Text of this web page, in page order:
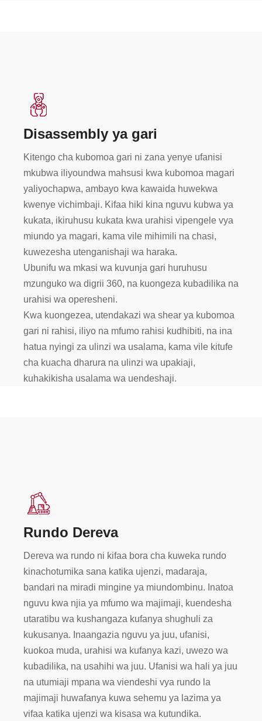
Disassembly ya gari
Kitengo cha kubomoa gari ni zana yenye ufanisi
mkubwa iliyoundwa mahsusi kwa kubomoa magari
yaliyochapwa, ambayo kwa kawaida huwekwa
kwenye vichimbaji. Kifaa hiki kina nguvu kubwa ya
kukata, ikiruhusu kukata kwa urahisi vipengele vya
miundo ya magari, kama vile mihimili na chasi,
kuwezesha utenganishaji wa haraka.
Ubunifu wa mkasi wa kuvunja gari huruhusu
mzunguko wa digrii 360, na kuongeza kubadilika na
urahisi wa operesheni.
Kwa kuongezea, utendakazi wa shear ya kubomoa
gari ni rahisi, iliyo na mfumo rahisi kudhibiti, na ina
hatua nyingi za ulinzi wa usalama, kama vile kitufe
cha kuacha dharura na ulinzi wa upakiaji,
kuhakikisha usalama wa uendeshaji.
Rundo Dereva
Dereva wa rundo ni kifaa bora cha kuweka rundo
kinachotumika sana katika ujenzi, madaraja,
bandari na miradi mingine ya miundombinu. Inatoa
nguvu kwa njia ya mfumo wa majimaji, kuendesha
utaratibu wa kushangaza kufanya shughuli za
kukusanya. Inaangazia nguvu ya juu, ufanisi,
kuokoa muda, urahisi wa kufanya kazi, uwezo wa
kubadilika, na usahihi wa juu. Ufanisi wa hali ya juu
na utumiaji mpana wa viendeshi vya rundo la
majimaji huwafanya kuwa sehemu ya lazima ya
vifaa katika ujenzi wa kisasa wa kutundika.